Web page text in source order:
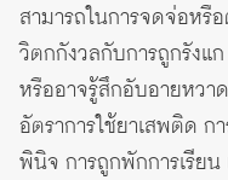
สามารถในการจดจ่อหรื
วิตกกังวลกับการถูกรังแ
หรืออาจรู้สึกอับอายหวา
อัตราการใช้ยาเสพติด ก
พินิจ การถูกพักการเรียน